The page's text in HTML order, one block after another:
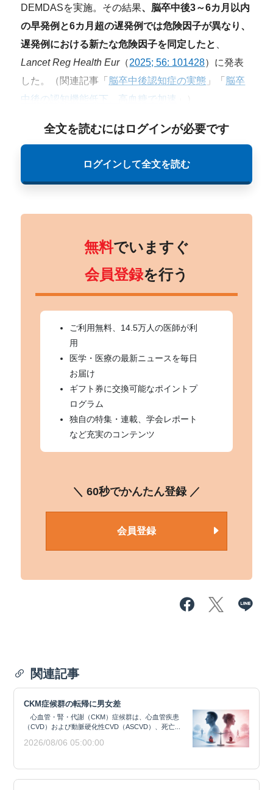
DEMDASを実施。その結果、脳卒中後3～6カ月以内
の早発例と6カ月超の遅発例では危険因子が異なり 、
遅発例における新たな危険因子を同定したと
Lancet Reg Health Eur（2025; 56: 101428）に発表
した。（関連記事「 脳卒中後認知症の実態 」「 脳卒
中後の認知機能低下、高血糖で加速
全文を読むにはログインが必要です
ログインして全文を読む
無料でいますぐ
会員登録を行う
ご利用無料、14.5万人の医師が利
用
医学・医療の最新ニュースを毎日
お届け
ギフト券に交換可能なポイントプ
ログラム
独自の特集・連載、学会レポート
など充実のコンテンツ
＼ 60秒でかんたん登録 ／
会員登録
関連記事
CKM症候群の転帰に男女差
心血管・腎・代謝（CKM）症候群は、心血管疾患
（CVD）および動脈硬化性CVD（ASCVD）、死亡...
2026/08/06 05:00:00